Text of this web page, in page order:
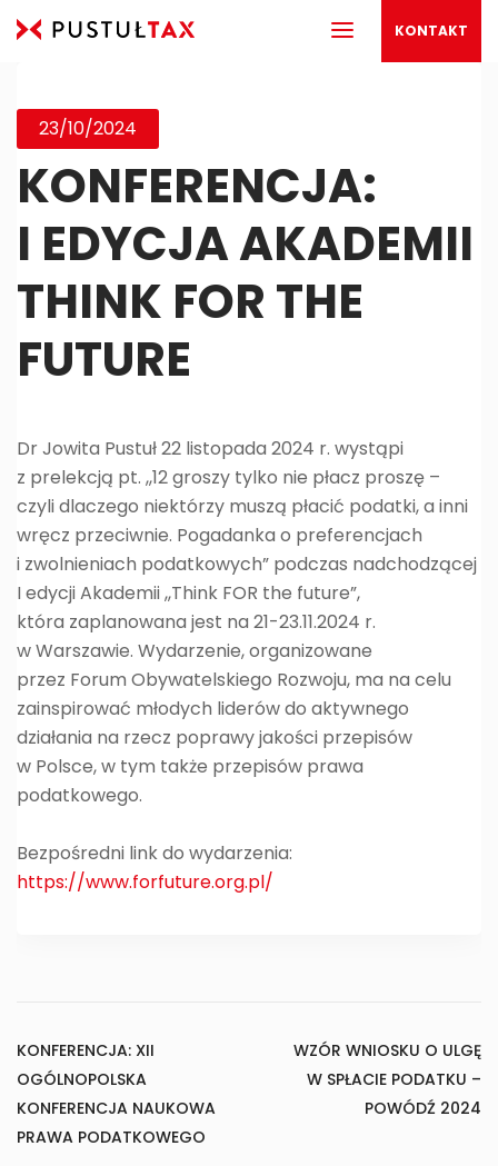
KONTAKT
23/10/2024
KONFERENCJA:
I EDYCJA AKADEMII
THINK FOR THE
FUTURE
Dr Jowita Pustuł 22 listopada 2024 r. wystąpi
z prelekcją pt. ,,12 groszy tylko nie płacz proszę –
czyli dlaczego niektórzy muszą płacić podatki, a inni
wręcz przeciwnie. Pogadanka o preferencjach
i zwolnieniach podatkowych” podczas nadchodzącej
I edycji Akademii ,,Think FOR the future”,
która zaplanowana jest na 21-23.11.2024 r.
w Warszawie. Wydarzenie, organizowane
przez Forum Obywatelskiego Rozwoju, ma na celu
zainspirować młodych liderów do aktywnego
działania na rzecz poprawy jakości przepisów
w Polsce, w tym także przepisów prawa
podatkowego.
Bezpośredni link do wydarzenia:
https://www.forfuture.org.pl/
KONFERENCJA: XII
OGÓLNOPOLSKA
KONFERENCJA NAUKOWA
PRAWA PODATKOWEGO
WZÓR WNIOSKU O ULGĘ
W SPŁACIE PODATKU –
POWÓDŹ 2024